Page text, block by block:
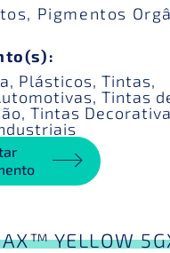
, Pigmentos
, Plásticos, Tintas,
, Tintas
, Tintas
YELLOW